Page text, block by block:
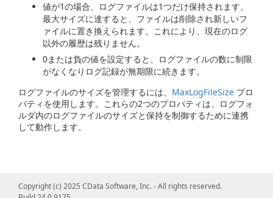
値が1の場合、ログファイルは1つだけ保持されます。
最大サイズに達すると、ファイルは削除され新しいフ
ァイルに置き換えられます。これにより、現在のログ
以外の履歴は残りません。
0または負の値を設定すると、ログファイルの数に制限
がなくなりログ記録が無期限に続きます。
ログファイルのサイズを管理するには、 MaxLogFileSize プロ
パティを使用します。これらの2つのプロパティは、ログフォ
ルダ内のログファイルのサイズと保持を制御するために連携
して動作します。
Copyright (c) 2025 CData Software, Inc. - All rights reserved.